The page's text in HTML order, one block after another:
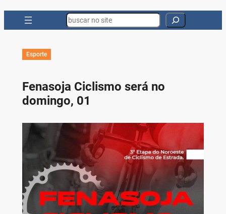
Search
Esporte
Fenasoja Ciclismo será no
domingo, 01